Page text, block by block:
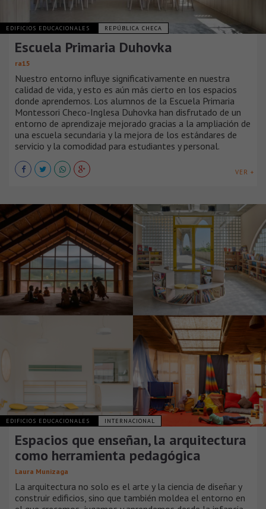
EDIFICIOS EDUCACIONALES REPÚBLICA CHECA
Escuela Primaria Duhovka
ra15
Nuestro entorno influye significativamente en nuestra
calidad de vida, y esto es aún más cierto en los espacios
donde aprendemos. Los alumnos de la Escuela Primaria
Montessori Checo-Inglesa Duhovka han disfrutado de un
entorno de aprendizaje mejorado gracias a la ampliación de
una escuela secundaria y la mejora de los estándares de
servicio y la comodidad para estudiantes y personal.
VER +
EDIFICIOS EDUCACIONALES INTERNACIONAL
Espacios que enseñan, la arquitectura
como herramienta pedagógica
Laura Munizaga
La arquitectura no solo es el arte y la ciencia de diseñar y
construir edificios, sino que también moldea el entorno en